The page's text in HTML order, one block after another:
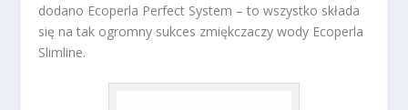
dodano Ecoperla Perfect System – to wszystko składa
się na tak ogromny sukces zmiękczaczy wody Ecoperla
Slimline.